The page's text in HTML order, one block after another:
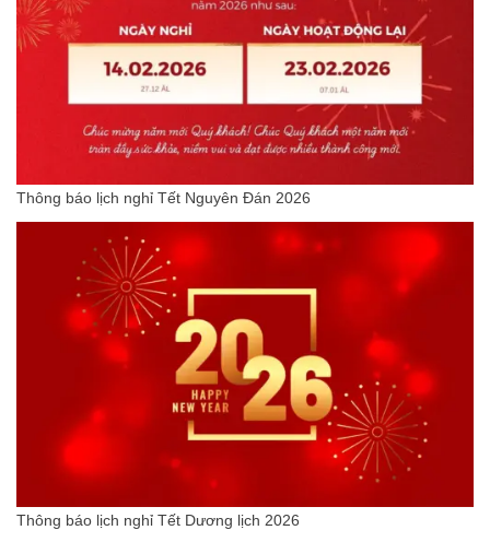
Thông báo lịch nghỉ Tết Nguyên Đán 2026
Thông báo lịch nghỉ Tết Dương lịch 2026